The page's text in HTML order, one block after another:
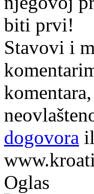
biti prvi!
Stavovi i
dogovora
Oglas